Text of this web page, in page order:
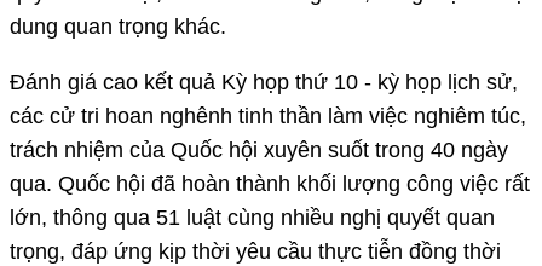
dung quan trọng khác.
Đánh giá cao kết quả Kỳ họp thứ 10 - kỳ họp lịch sử,
các cử tri hoan nghênh tinh thần làm việc nghiêm túc,
trách nhiệm của Quốc hội xuyên suốt trong 40 ngày
qua. Quốc hội đã hoàn thành khối lượng công việc rất
lớn, thông qua 51 luật cùng nhiều nghị quyết quan
trọng, đáp ứng kịp thời yêu cầu thực tiễn đồng thời